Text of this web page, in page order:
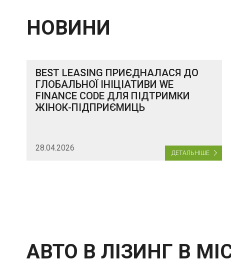
НОВИНИ
BEST LEASING ПРИЄДНАЛАСЯ ДО
ГЛОБАЛЬНОЇ ІНІЦІАТИВИ WE
FINANCE CODE ДЛЯ ПІДТРИМКИ
ЖІНОК-ПІДПРИЄМИЦЬ
28.04.2026
ДЕТАЛЬНІШЕ
АВТО В ЛІЗИНГ В